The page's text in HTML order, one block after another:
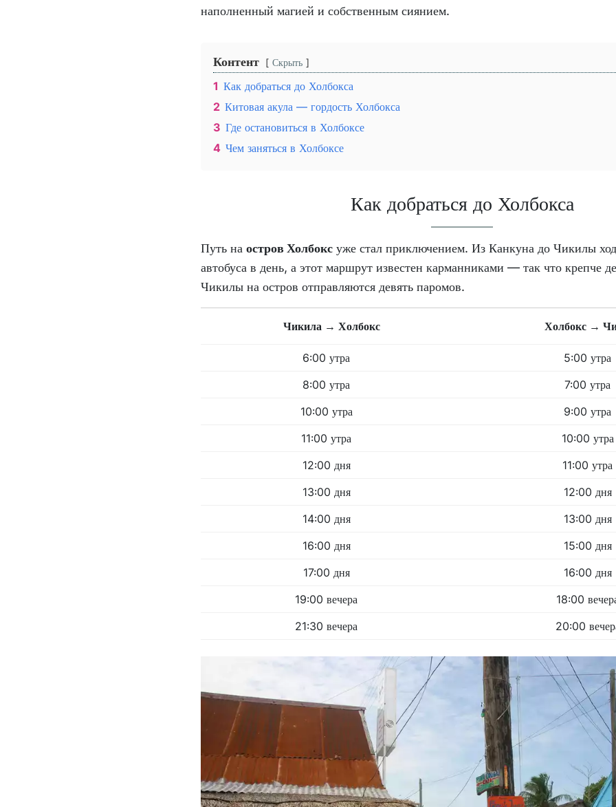
наполненный магией и собственным сиянием.
Контент Скрыть
1 Как добраться до Холбокса
2 Китовая акула — гордость Холбокса
3 Где остановиться в Холбоксе
4 Чем заняться в Холбоксе
Как добраться до Холбокса
Путь на остров Холбокс уже стал приключением. Из Канкуна до Чикилы
автобуса в день, а этот маршрут известен карманниками — так что крепче
Чикилы на остров отправляются девять паромов.
Чикила → Холбокс Холбокс →
6:00 утра
5:00 утра
8:00 утра
7:00 утра
10:00 утра
9:00 утра
11:00 утра
10:00 утра
12:00 дня
11:00 утра
13:00 дня
12:00 дня
14:00 дня
13:00 дня
16:00 дня
15:00 дня
17:00 дня
16:00 дня
19:00 вечера
18:00
21:30 вечера
20:00